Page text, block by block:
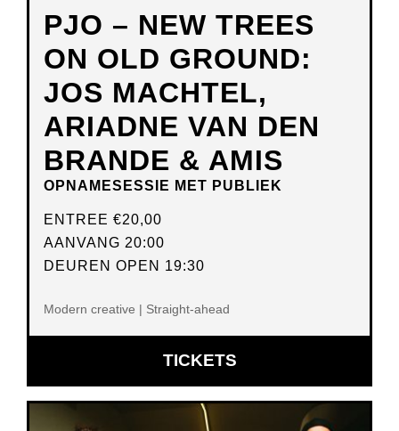
PJO – NEW TREES
ON OLD GROUND:
JOS MACHTEL,
ARIADNE VAN DEN
BRANDE & AMIS
OPNAMESESSIE MET PUBLIEK
ENTREE €20,00
AANVANG 20:00
DEUREN OPEN 19:30
Modern creative | Straight-ahead
TICKETSOPENT
IN